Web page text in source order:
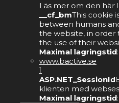
Läs mer om den här
__cf_bmThis cookie
between humans
the website, in order
the use of their
Maximal lagringstid
www.bactive.se
1
ASP.NET_SessionId
klienten med
Maximal lagringstid